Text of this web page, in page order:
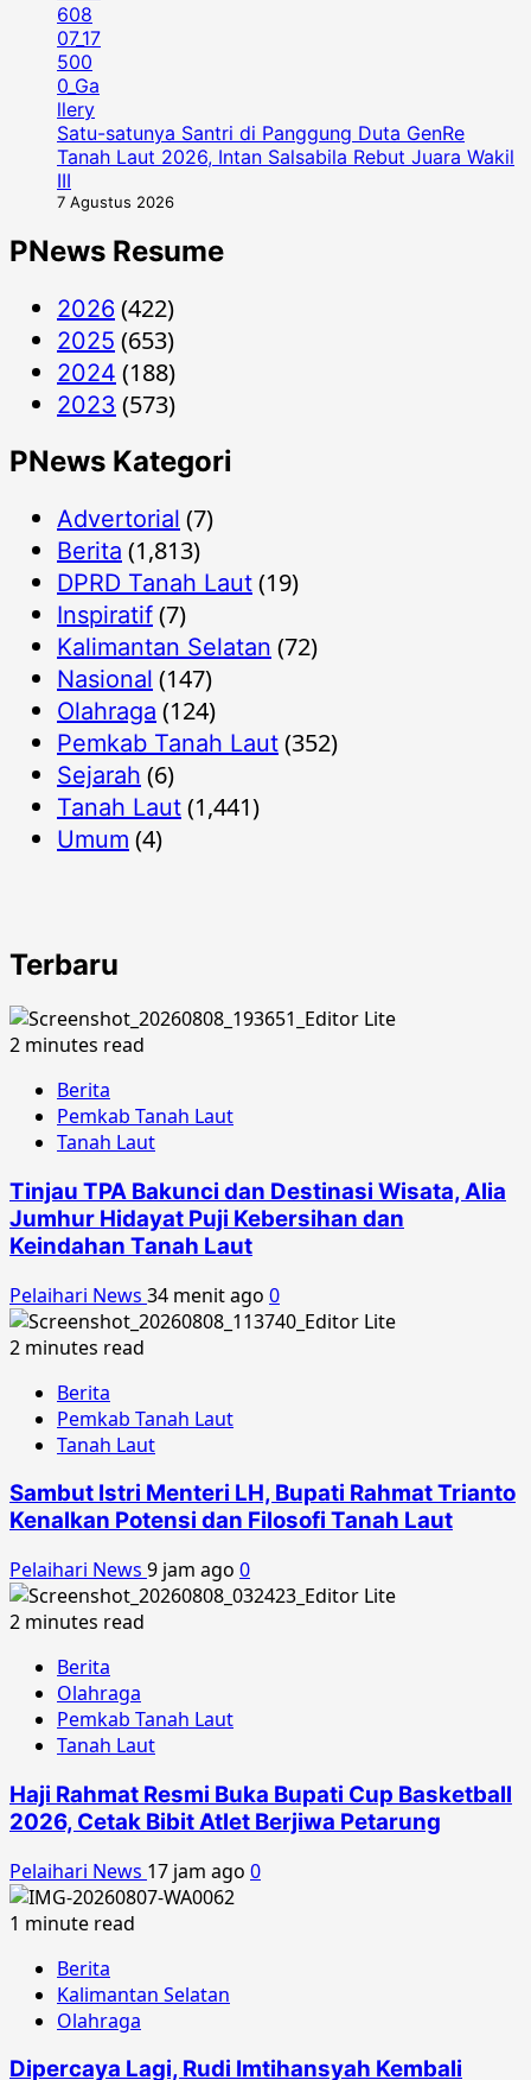
Satu-satunya Santri di Panggung Duta GenRe
Tanah Laut 2026, Intan Salsabila Rebut Juara Wakil
III
7 Agustus 2026
PNews Resume
2026 (422)
2025 (653)
2024 (188)
2023 (573)
PNews Kategori
Advertorial (7)
Berita (1,813)
DPRD Tanah Laut (19)
Inspiratif (7)
Kalimantan Selatan (72)
Nasional (147)
Olahraga (124)
Pemkab Tanah Laut (352)
Sejarah (6)
Tanah Laut (1,441)
Umum (4)
Terbaru
2 minutes read
Berita
Pemkab Tanah Laut
Tanah Laut
Tinjau TPA Bakunci dan Destinasi Wisata, Alia
Jumhur Hidayat Puji Kebersihan dan
Keindahan Tanah Laut
Pelaihari News 34 menit ago 0
2 minutes read
Berita
Pemkab Tanah Laut
Tanah Laut
Sambut Istri Menteri LH, Bupati Rahmat Trianto
Kenalkan Potensi dan Filosofi Tanah Laut
Pelaihari News 9 jam ago 0
2 minutes read
Berita
Olahraga
Pemkab Tanah Laut
Tanah Laut
Haji Rahmat Resmi Buka Bupati Cup Basketball
2026, Cetak Bibit Atlet Berjiwa Petarung
Pelaihari News 17 jam ago 0
1 minute read
Berita
Kalimantan Selatan
Olahraga
Dipercaya Lagi, Rudi Imtihansyah Kembali